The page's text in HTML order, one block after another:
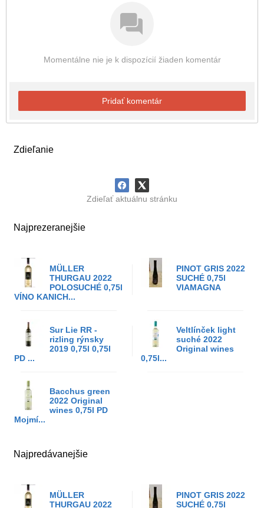
Zdieľanie
Zdieľať aktuálnu stránku
Najprezeranejšie
MÜLLER
THURGAU 2022
POLOSUCHÉ 0,75l
VÍNO KANICH...
PINOT GRIS 2022
SUCHÉ 0,75l
VIAMAGNA
Sur Lie RR -
rizling rýnsky
2019 0,75l 0,75l
PD ...
Veltlínček light
suché 2022
Original wines
0,75l...
Bacchus green
2022 Original
wines 0,75l PD
Mojmí...
Najpredávanejšie
MÜLLER
THURGAU 2022
PINOT GRIS 2022
SUCHÉ 0,75l
Momentálne nie je k dispozícií žiaden komentár
Pridať komentár